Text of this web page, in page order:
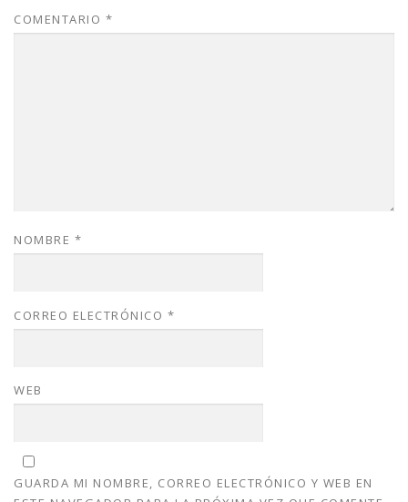
COMENTARIO *
NOMBRE *
CORREO ELECTRÓNICO *
WEB
GUARDA MI NOMBRE, CORREO ELECTRÓNICO Y WEB EN